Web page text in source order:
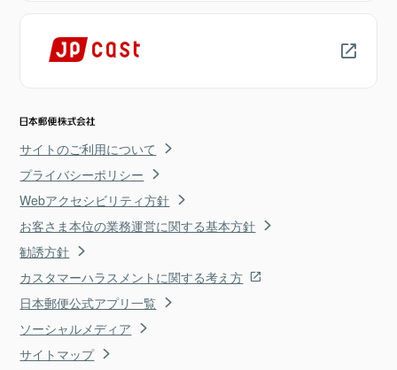
サイトのご利用について
プライバシーポリシー
Webアクセシビリティ方針
お客さま本位の業務運営に関する基本方針
勧誘方針
カスタマーハラスメントに関する考え方
日本郵便公式アプリ一覧
ソーシャルメディア
サイトマップ